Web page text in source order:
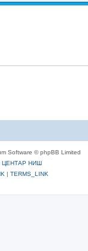
Software © phpBB Limited
ЦЕНТАР НИШ
| TERMS_LINK